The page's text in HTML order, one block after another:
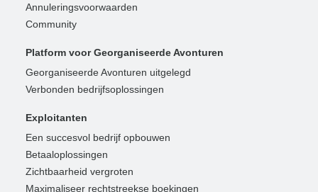
Annuleringsvoorwaarden
Community
Platform voor Georganiseerde Avonturen
Georganiseerde Avonturen uitgelegd
Verbonden bedrijfsoplossingen
Exploitanten
Een succesvol bedrijf opbouwen
Betaaloplossingen
Zichtbaarheid vergroten
Maximaliseer rechtstreekse boekingen